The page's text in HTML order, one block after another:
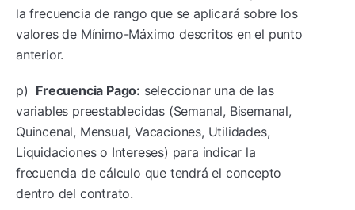
la frecuencia de rango que se aplicará sobre los
valores de Mínimo-Máximo descritos en el punto
anterior.
p) Frecuencia Pago: seleccionar una de las
variables preestablecidas (Semanal, Bisemanal,
Quincenal, Mensual, Vacaciones, Utilidades,
Liquidaciones o Intereses) para indicar la
frecuencia de cálculo que tendrá el concepto
dentro del contrato.